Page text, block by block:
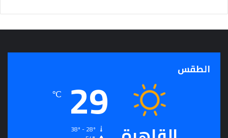
الطقس 29
℃